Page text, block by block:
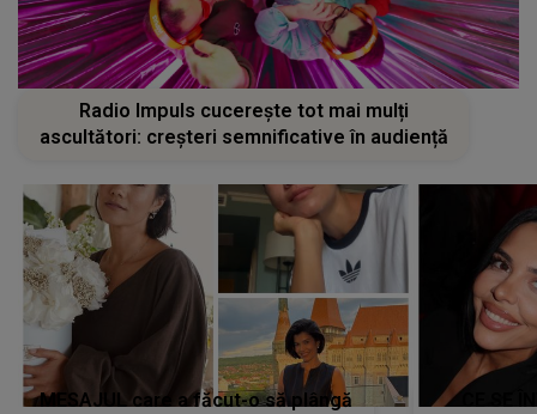
Radio Impuls cucerește tot mai mulți
ascultători: creșteri semnificative în audiență
MESAJUL care a făcut-o să plângă